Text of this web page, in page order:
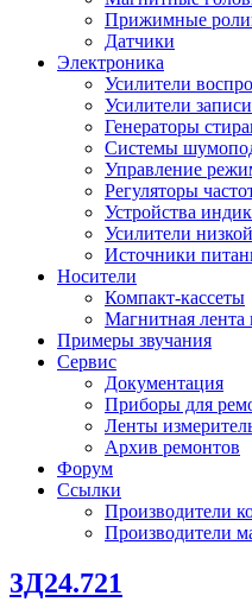
Прижимные
Датчики
Электроника
Усилители
Усилители записи
Генераторы
Системы
Управление
Регуляторы
Устройства
Усилители
Источники
Носители
Компакт-кассеты
Магнитная лента
Примеры звучания
Сервис
Документация
Приборы для
Ленты
Архив ремонтов
Форум
Ссылки
Производители
Производители
3Д24.721